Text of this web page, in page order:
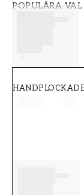
POPULÄRA VAL